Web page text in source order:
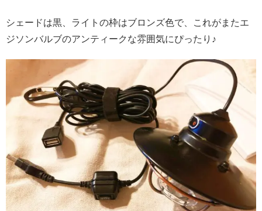
シェードは黒、ライトの枠はブロンズ色で、これがまたエ
ジソンバルブのアンティークな雰囲気にぴったり♪